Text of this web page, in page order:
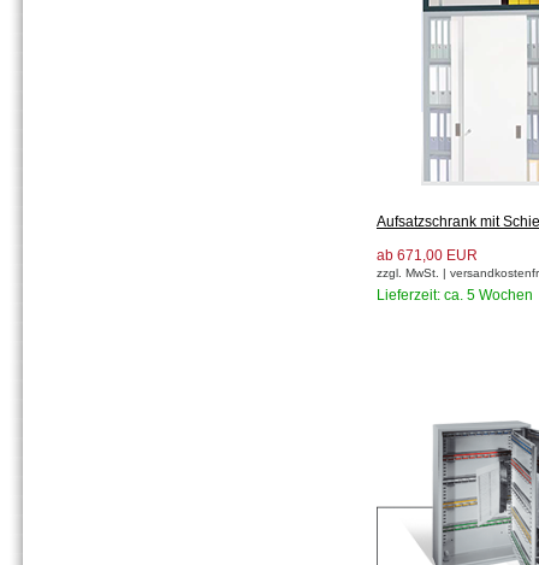
Aufsatzschrank mit
ab 671,00 EUR
zzgl. MwSt. |
Lieferzeit: ca. 5 Wochen